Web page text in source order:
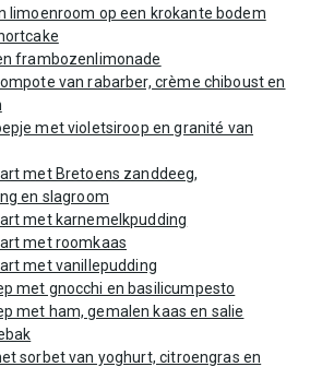
limoenroom op een krokante bodem
frambozenlimonade
van rabarber, crème chiboust en
met violetsiroop en granité van
met Bretoens zanddeeg,
en slagroom
met karnemelkpudding
met roomkaas
met vanillepudding
met gnocchi en basilicumpesto
met ham, gemalen kaas en salie
sorbet van yoghurt, citroengras en